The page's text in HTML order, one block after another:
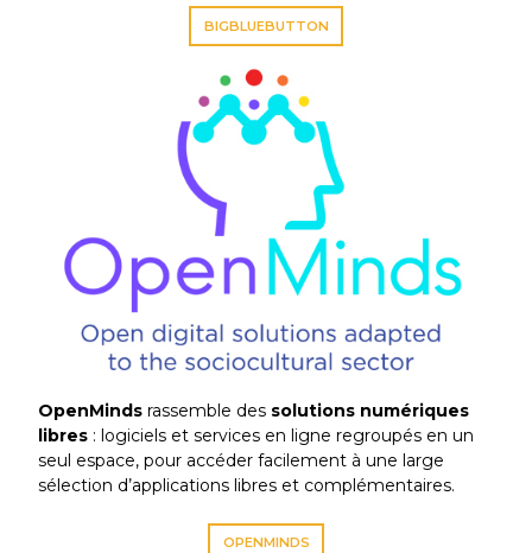
BIGBLUEBUTTON
OpenMinds rassemble des solutions numériques
libres : logiciels et services en ligne regroupés en un
seul espace, pour accéder facilement à une large
sélection d’applications libres et complémentaires.
OPENMINDS